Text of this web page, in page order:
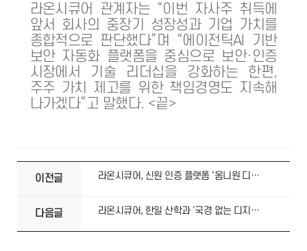
라온시큐어 관계자는 “이번 자사주 취득에
앞서 회사의 중장기 성장성과 기업 가치를
종합적으로 판단했다”며 “에이전틱AI 기반
보안 자동화 플랫폼을 중심으로 보안·인증
시장에서 기술 리더십을 강화하는 한편,
주주 가치 제고를 위한 책임경영도 지속해
나가겠다”고 말했다. <끝>
이전글 라온시큐어, 신원 인증 플랫폼 ‘옴니원 디지털 ID’ GS인증 1등급 획득
다음글 라온시큐어, 한일 산학과 ‘국경 없는 디지털 증명서’ 실증 나선다